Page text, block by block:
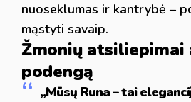
nuoseklumas ir kantrybė –
mąstyti savaip.
Žmonių atsiliepimai
podengą
„Mūsų Runa – tai